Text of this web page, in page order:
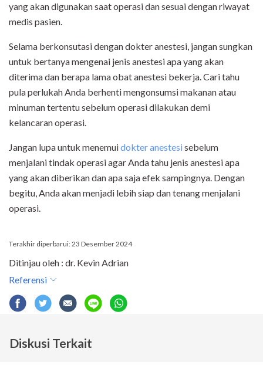
yang akan digunakan saat operasi dan sesuai dengan riwayat
medis pasien.
Selama berkonsutasi dengan dokter anestesi, jangan sungkan
untuk bertanya mengenai jenis anestesi apa yang akan
diterima dan berapa lama obat anestesi bekerja. Cari tahu
pula perlukah Anda berhenti mengonsumsi makanan atau
minuman tertentu sebelum operasi dilakukan demi
kelancaran operasi.
Jangan lupa untuk menemuidokter anestesisebelum
menjalani tindak operasi agar Anda tahu jenis anestesi apa
yang akan diberikan dan apa saja efek sampingnya. Dengan
begitu, Anda akan menjadi lebih siap dan tenang menjalani
operasi.
Terakhir diperbarui: 23 Desember 2024